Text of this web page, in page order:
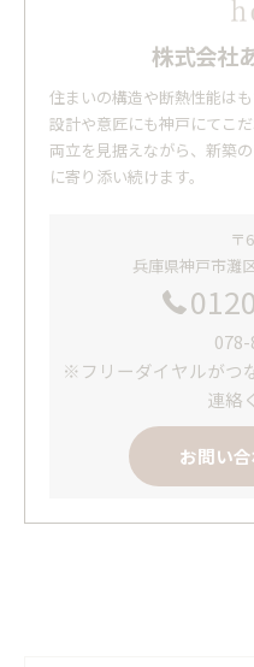
株式会社
住まいの構造や断熱性能は
設計や意匠にも神戸にてこ
両立を見据えながら、新築
に寄り添い続けます。
〒
兵庫県神戸市灘
※フリーダイヤルがつ
連絡
お問い